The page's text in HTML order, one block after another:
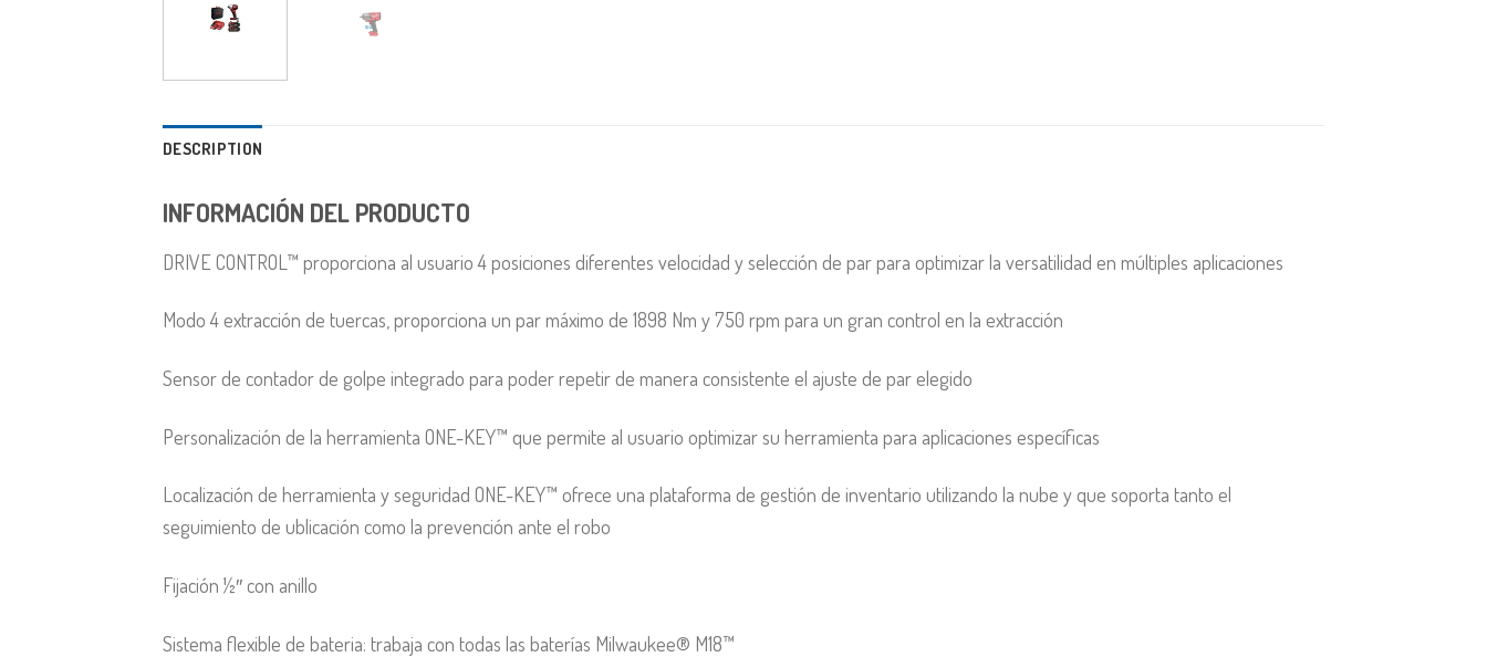
DESCRIPTION
INFORMACIÓN DEL PRODUCTO
DRIVE CONTROL™ proporciona al usuario 4 posiciones diferentes velocidad y selección de par para optimizar la versatilidad en múltiples aplicaciones
Modo 4 extracción de tuercas, proporciona un par máximo de 1898 Nm y 750 rpm para un gran control en la extracción
Sensor de contador de golpe integrado para poder repetir de manera consistente el ajuste de par elegido
Personalización de la herramienta ONE-KEY™ que permite al usuario optimizar su herramienta para aplicaciones específicas
Localización de herramienta y seguridad ONE-KEY™ ofrece una plataforma de gestión de inventario utilizando la nube y que soporta tanto el
seguimiento de ublicación como la prevención ante el robo
Fijación ½″ con anillo
Sistema flexible de bateria: trabaja con todas las baterías Milwaukee® M18™